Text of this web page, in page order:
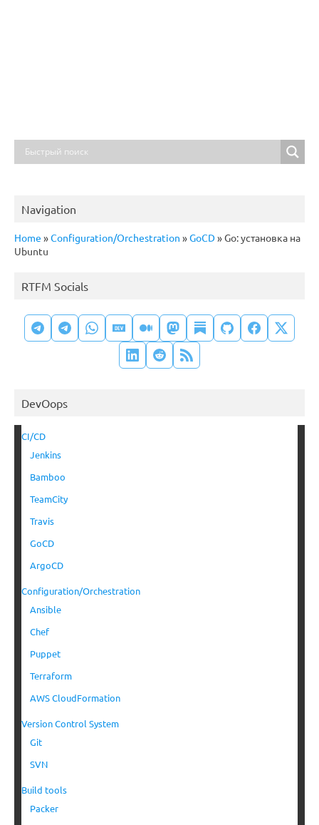
Navigation
Home »Configuration/Orchestration »GoCD»Go: установка на
Ubuntu
RTFM Socials
DevOops
CI/CD
Jenkins
Bamboo
TeamCity
Travis
GoCD
ArgoCD
Configuration/Orchestration
Ansible
Chef
Puppet
Terraform
AWS CloudFormation
Version Control System
Git
SVN
Build tools
Packer